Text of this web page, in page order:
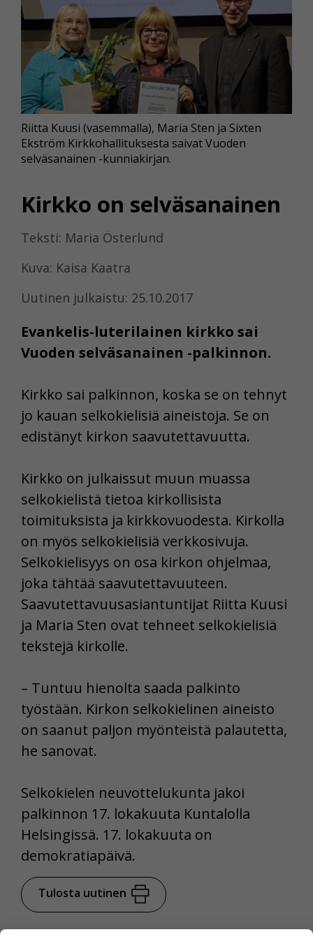
Kirkko on selväsanainen
Teksti: Maria Österlund
Kuva: Kaisa Kaatra
Uutinen julkaistu: 25.10.2017
Evankelis-luterilainen kirkko sai
Vuoden selväsanainen -palkinnon.
Riitta Kuusi (vasemmalla), Maria Sten ja Sixten
Ekström Kirkkohallituksesta saivat Vuoden
selväsanainen -kunniakirjan.
Kirkko sai palkinnon, koska se on tehnyt
jo kauan selkokielisiä aineistoja. Se on
edistänyt kirkon saavutettavuutta.
Kirkko on julkaissut muun muassa
selkokielistä tietoa kirkollisista
toimituksista ja kirkkovuodesta. Kirkolla
on myös selkokielisiä verkkosivuja.
Selkokielisyys on osa kirkon ohjelmaa,
joka tähtää saavutettavuuteen.
Saavutettavuusasiantuntijat Riitta Kuusi
ja Maria Sten ovat tehneet selkokielisiä
tekstejä kirkolle.
– Tuntuu hienolta saada palkinto
työstään. Kirkon selkokielinen aineisto
on saanut paljon myönteistä palautetta,
he sanovat.
Selkokielen neuvottelukunta jakoi
palkinnon 17. lokakuuta Kuntalolla
Helsingissä. 17. lokakuuta on
demokratiapäivä.
Tulosta uutinen